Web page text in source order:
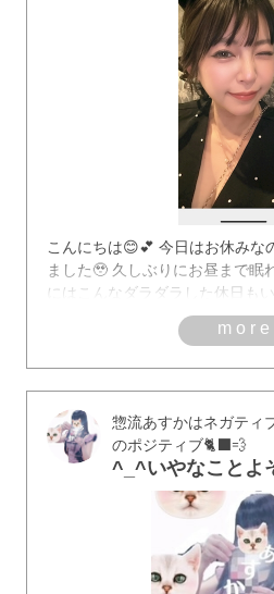
こんにちは😊💕 今日はお休みな
ました🥹 久しぶりにお昼まで眠
にはこんなダラダラした休日も
more
惣流あすかはネガティ
のポジティブ🐈‍⬛💨